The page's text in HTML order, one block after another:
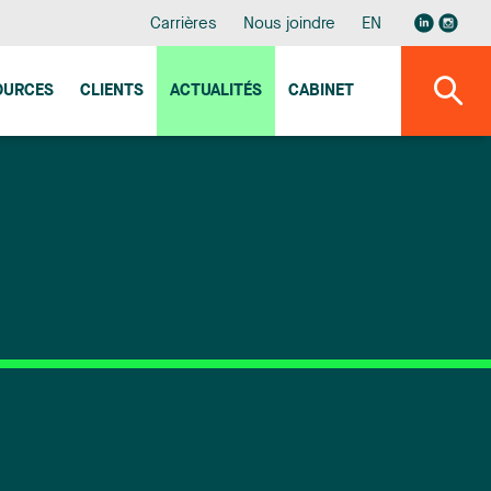
Carrières Nous joindre EN
CLIENTS ACTUALITÉS CABINET